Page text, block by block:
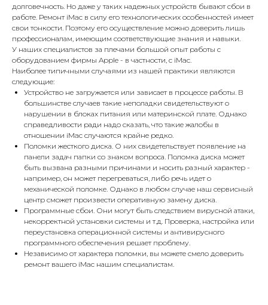
долговечность. Но даже у таких надежных устройств бывают сбои в
работе. Ремонт iMac в силу его технологических особенностей имеет
свои тонкости. Поэтому его осуществление можно доверить лишь
профессионалам, имеющим соответствующие знания и навыки.
У наших специалистов за плечами большой опыт работы с
оборудованием фирмы Apple - в частности, с iMac.
Наиболее типичными случаями из нашей практики являются
следующие:
Устройство не загружается или зависает в процессе работы. В
большинстве случаев такие неполадки свидетельствуют о
нарушении в блоках питания или материнской плате. Однако
справедливости ради надо сказать, что такие жалобы в
отношении iMac случаются крайне редко.
Поломки жесткого диска. О них свидетельствует появление на
панели задач папки со знаком вопроса. Поломка диска может
быть вызвана разными причинами и носить разный характер -
например, он может перегреваться, либо речь идет о
механической поломке. Однако в любом случае наш сервисный
центр сможет произвести оперативную замену диска.
Программные сбои. Они могут быть следствием вирусной атаки,
некорректной установки системы и т.д. Проверка, настройка или
переустановка операционной системы и антивирусного
программного обеспечения решает проблему.
Независимо от характера поломки, вы можете смело доверить
ремонт вашего iMac нашим специалистам.